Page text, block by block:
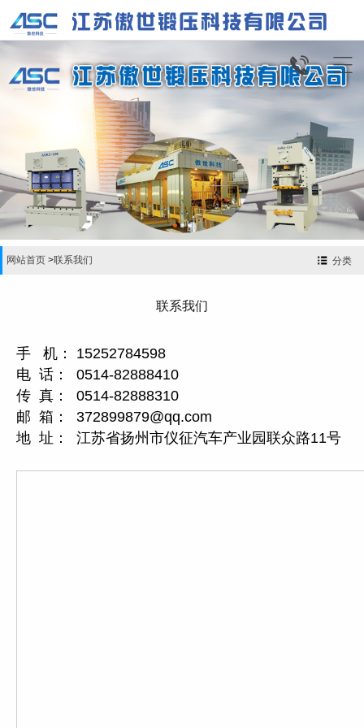


分类
网站首页 >联系我们
联系我们
手 机： 15252784598
电 话： 0514-82888410
传 真： 0514-82888310
邮 箱： 372899879@qq.com
地 址： 江苏省扬州市仪征汽车产业园联众路11号